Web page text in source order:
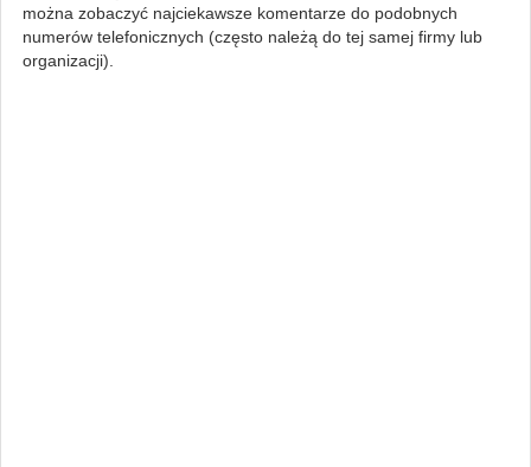
można zobaczyć najciekawsze komentarze do podobnych
numerów telefonicznych (często należą do tej samej firmy lub
organizacji).